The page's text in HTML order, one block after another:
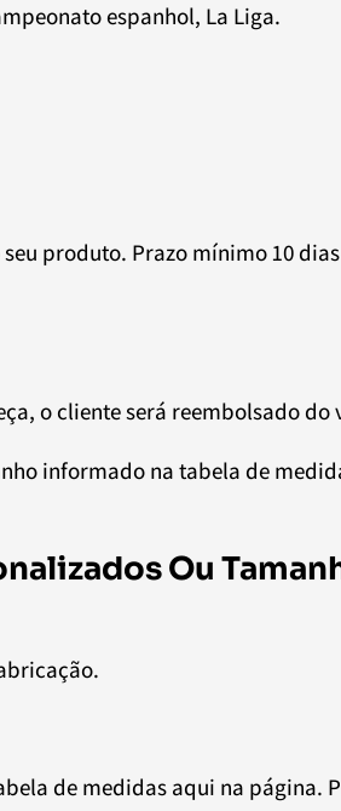
espanhol, La Liga.
produto. Prazo mínimo 10
o cliente será reembolsado
informado na tabela de
Ou
de medidas aqui na